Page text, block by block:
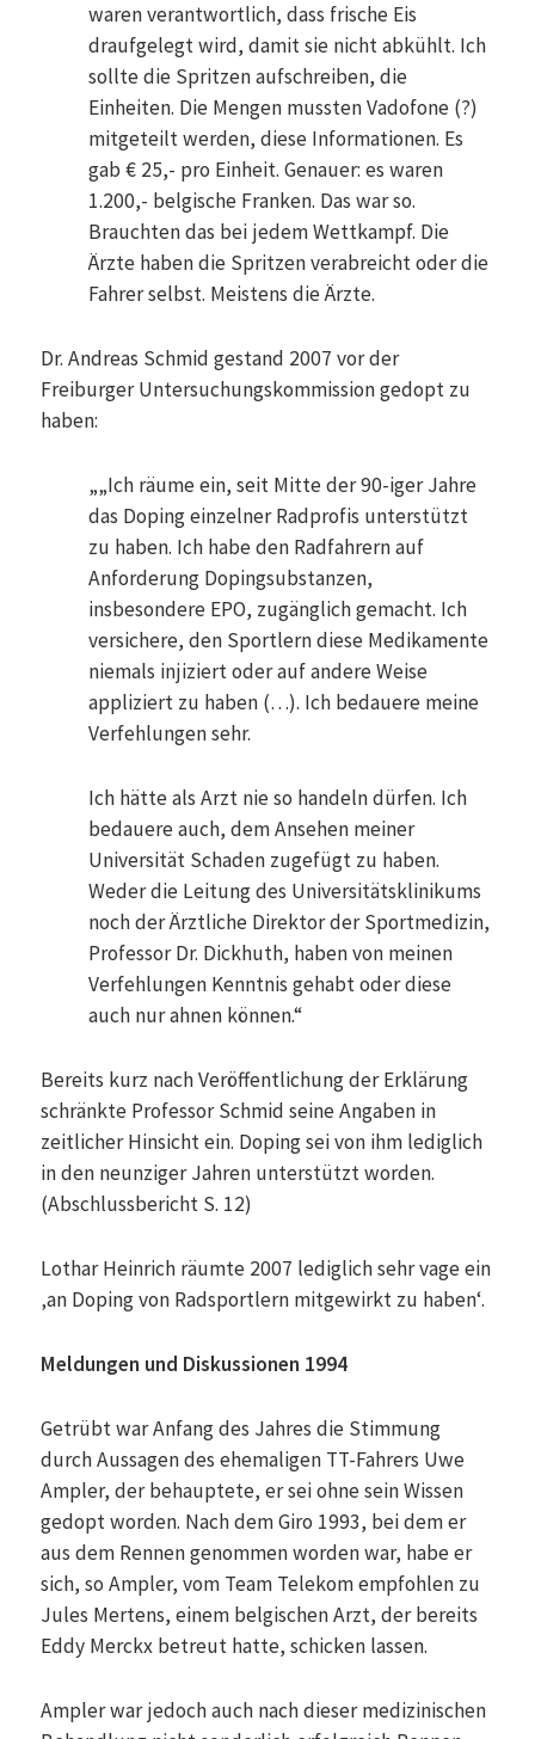
waren verantwortlich, dass frische Eis
draufgelegt wird, damit sie nicht abkühlt. Ich
sollte die Spritzen aufschreiben, die
Einheiten. Die Mengen mussten Vadofone (?)
mitgeteilt werden, diese Informationen. Es
gab € 25,- pro Einheit. Genauer: es waren
1.200,- belgische Franken. Das war so.
Brauchten das bei jedem Wettkampf. Die
Ärzte haben die Spritzen verabreicht oder die
Fahrer selbst. Meistens die Ärzte.
Dr. Andreas Schmid gestand 2007 vor der
Freiburger Untersuchungskommission gedopt zu
haben:
„„Ich räume ein, seit Mitte der 90-iger Jahre
das Doping einzelner Radprofis unterstützt
zu haben. Ich habe den Radfahrern auf
Anforderung Dopingsubstanzen,
insbesondere EPO, zugänglich gemacht. Ich
versichere, den Sportlern diese Medikamente
niemals injiziert oder auf andere Weise
appliziert zu haben (…). Ich bedauere meine
Verfehlungen sehr.
Ich hätte als Arzt nie so handeln dürfen. Ich
bedauere auch, dem Ansehen meiner
Universität Schaden zugefügt zu haben.
Weder die Leitung des Universitätsklinikums
noch der Ärztliche Direktor der Sportmedizin,
Professor Dr. Dickhuth, haben von meinen
Verfehlungen Kenntnis gehabt oder diese
auch nur ahnen können.“
Bereits kurz nach Veröffentlichung der Erklärung
schränkte Professor Schmid seine Angaben in
zeitlicher Hinsicht ein. Doping sei von ihm lediglich
in den neunziger Jahren unterstützt worden.
(Abschlussbericht S. 12)
Lothar Heinrich räumte 2007 lediglich sehr vage ein
‚an Doping von Radsportlern mitgewirkt zu haben‘.
Meldungen und Diskussionen 1994
Getrübt war Anfang des Jahres die Stimmung
durch Aussagen des ehemaligen TT-Fahrers Uwe
Ampler, der behauptete, er sei ohne sein Wissen
gedopt worden. Nach dem Giro 1993, bei dem er
aus dem Rennen genommen worden war, habe er
sich, so Ampler, vom Team Telekom empfohlen zu
Jules Mertens, einem belgischen Arzt, der bereits
Eddy Merckx betreut hatte, schicken lassen.
Ampler war jedoch auch nach dieser medizinischen